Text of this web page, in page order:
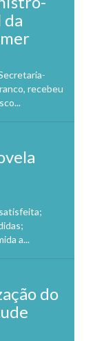
da
recebeu
a...
do